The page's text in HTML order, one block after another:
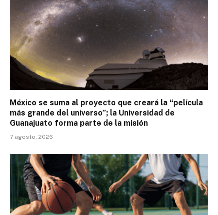
México se suma al proyecto que creará la “película
más grande del universo”; la Universidad de
Guanajuato forma parte de la misión
7 agosto, 2026